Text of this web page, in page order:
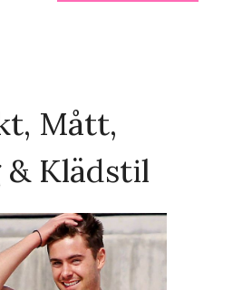
Mått,
Klädstil